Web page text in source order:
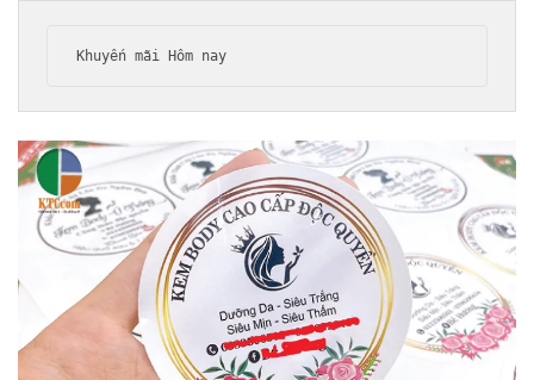
Khuyến mãi Hôm nay